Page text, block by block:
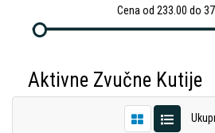
Cena od 233.00 do
Aktivne Zvučne Kutije